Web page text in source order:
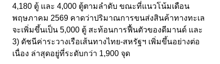
4,180 ตู้ และ 4,000 ตู้ตามลำดับ ขณะที่แนวโน้มเดือน
พฤษภาคม 2569 คาดว่าปริมาณการขนส่งสินค้าทางทะเล
จะเพิ่มขึ้นเป็น 5,000 ตู้ สะท้อนการฟื้นตัวของดีมานด์ และ
3) ดัชนีค่าระวางเรือเส้นทางไทย-สหรัฐฯ เพิ่มขึ้นอย่างต่อ
เนื่อง ล่าสุดอยู่ที่ระดับกว่า 1,900 จุด